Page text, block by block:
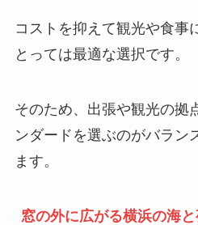
コストを抑えて観光や食事
とっては最適な選択です。
そのため、出張や観光の拠
ンダードを選ぶのがバラン
ます。
窓の外に広がる横浜の海